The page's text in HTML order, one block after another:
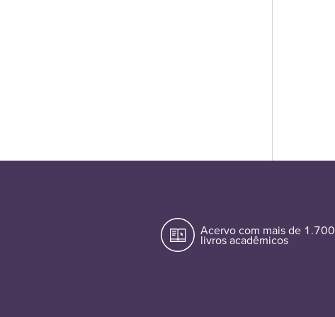
Acervo com mais de 1.700
livros acadêmicos